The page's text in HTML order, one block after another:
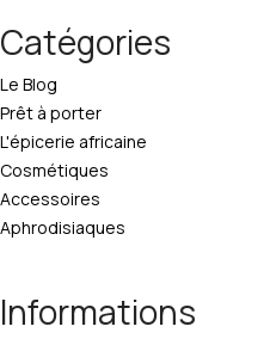
Catégories
Le Blog
Prêt à porter
L'épicerie africaine
Cosmétiques
Accessoires
Aphrodisiaques
Informations